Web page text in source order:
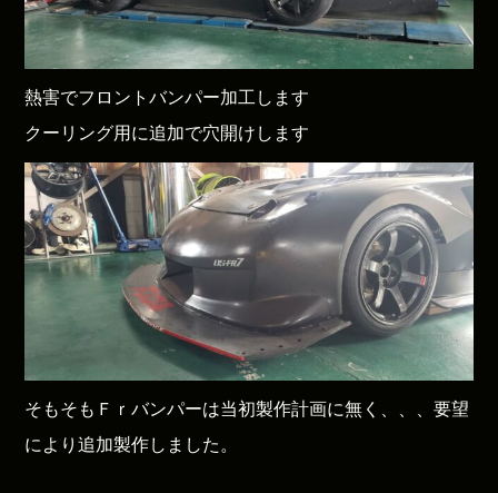
熱害でフロントバンパー加工します
クーリング用に追加で穴開けします
そもそもＦｒバンパーは当初製作計画に無く、、、要望
により追加製作しました。